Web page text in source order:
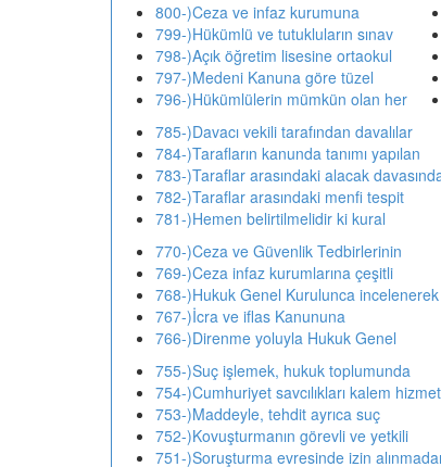
800-)Ceza ve infaz kurumuna
799-)Hükümlü ve tutukluların sınav
798-)Açık öğretim lisesine ortaokul
797-)Medeni Kanuna göre tüzel
796-)Hükümlülerin mümkün olan her
785-)Davacı vekili tarafından davalılar
784-)Tarafların kanunda tanımı yapılan
783-)Taraflar arasındaki alacak
782-)Taraflar arasındaki menfi tespit
781-)Hemen belirtilmelidir ki kural
770-)Ceza ve Güvenlik Tedbirlerinin
769-)Ceza infaz kurumlarına çeşitli
768-)Hukuk Genel Kurulunca incelenerek
767-)İcra ve iflas Kanununa
766-)Direnme yoluyla Hukuk Genel
755-)Suç işlemek, hukuk toplumunda
754-)Cumhuriyet savcılıkları kalem
753-)Maddeyle, tehdit ayrıca suç
752-)Kovuşturmanın görevli ve yetkili
751-)Soruşturma evresinde izin